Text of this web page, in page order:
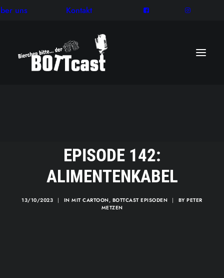
uns Kontakt
EPISODE 142:
ALIMENTENKABEL
13/10/2023 | INMIT CARTOON, BOTTCAST EPISODEN | BYPETER
METZEN